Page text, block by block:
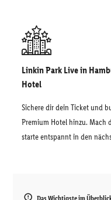
Linkin Park Live in
Hotel
Sichere dir dein Ticket und
Premium Hotel hinzu. Mach
starte entspannt in den
Das Wichtigste im